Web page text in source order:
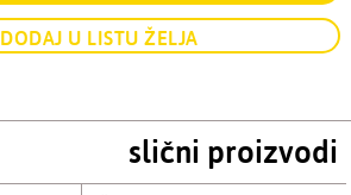
DODAJ U LISTU ŽELJA
slični proizvodi